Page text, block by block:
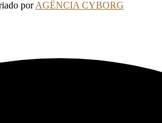
porAGÊNCIA CYBORG